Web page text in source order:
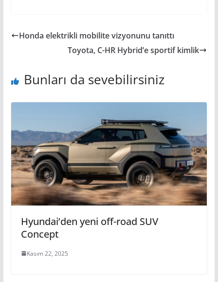
Honda elektrikli mobilite vizyonunu tanıttı
Toyota, C-HR Hybrid’e sportif kimlik
Bunları da sevebilirsiniz
Hyundai’den yeni off-road SUV
Concept
Kasım 22, 2025